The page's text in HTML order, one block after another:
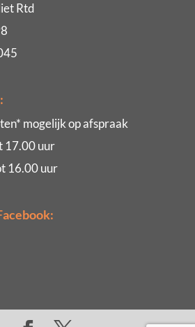
Rtd
mogelijk op afspraak
17.00 uur
16.00 uur